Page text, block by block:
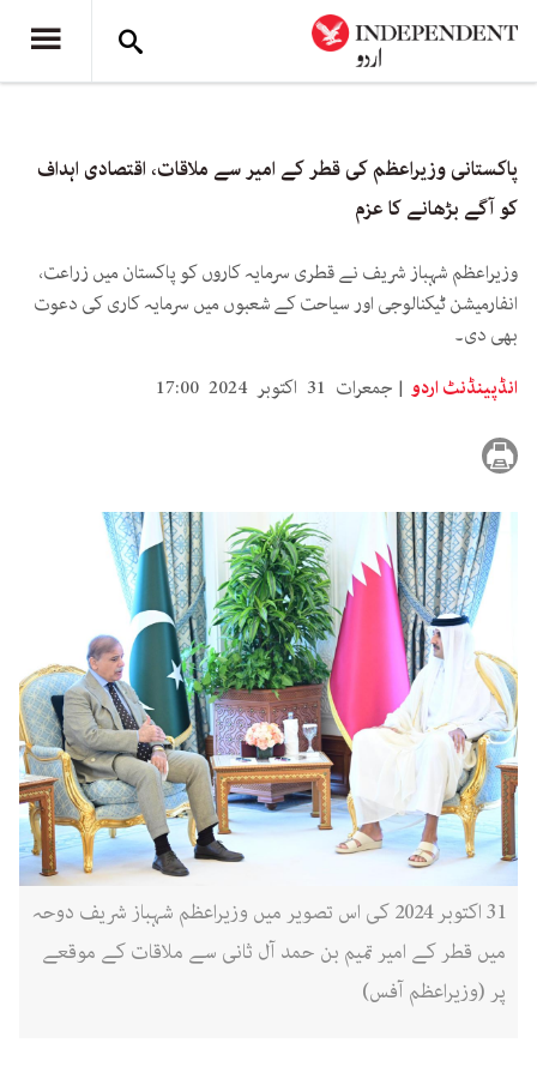
پاکستانی وزیراعظم کی قطر کے امیر سے ملاقات، اقتصادی اہداف
کو آگے بڑھانے کا عزم
وزیراعظم شہباز شریف نے قطری سرمایہ کاروں کو پاکستان میں زراعت،
انفارمیشن ٹیکنالوجی اور سیاحت کے شعبوں میں سرمایہ کاری کی دعوت
بھی دی۔
انڈپینڈنٹ اردو
جمعرات 31 اکتوبر 2024 17:00
31 اکتوبر 2024 کی اس تصویر میں وزیراعظم شہباز شریف دوحہ
میں قطر کے امیر تمیم بن حمد آل ثانی سے ملاقات کے موقعے
پر (وزیراعظم آفس)